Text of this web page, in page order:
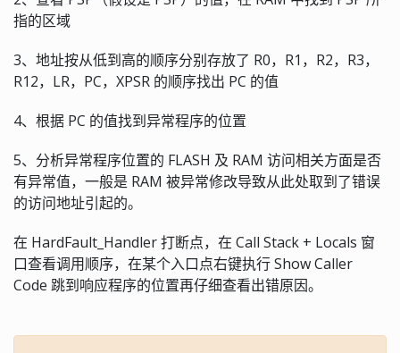
指的区域
3、地址按从低到高的顺序分别存放了 R0，R1，R2，R3，
R12，LR，PC，XPSR 的顺序找出 PC 的值
4、根据 PC 的值找到异常程序的位置
5、分析异常程序位置的 FLASH 及 RAM 访问相关方面是否
有异常值，一般是 RAM 被异常修改导致从此处取到了错误
的访问地址引起的。
在 HardFault_Handler 打断点，在 Call Stack + Locals 窗
口查看调用顺序，在某个入口点右键执行 Show Caller
Code 跳到响应程序的位置再仔细查看出错原因。